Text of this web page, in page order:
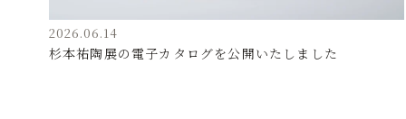
2026.06.14
杉本祐陶展の電子カタログを公開いたしました